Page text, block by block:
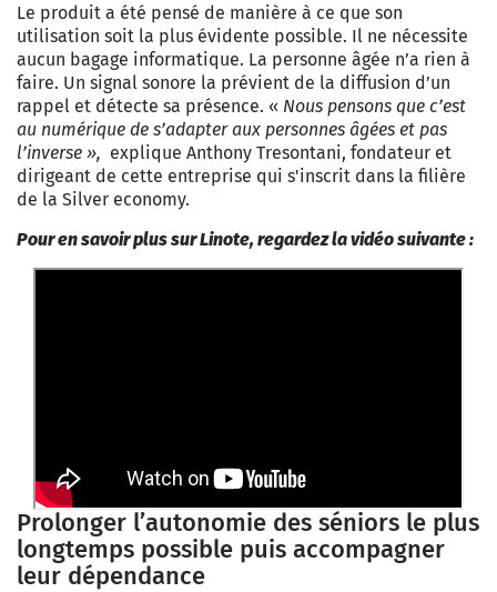
Le produit a été pensé de manière à ce que son
utilisation soit la plus évidente possible. Il ne nécessite
aucun bagage informatique. La personne âgée n’a rien à
faire. Un signal sonore la prévient de la diffusion d’un
rappel et détecte sa présence. « Nous pensons que c’est
au numérique de s’adapter aux personnes âgées et pas
l’inverse », explique Anthony Tresontani, fondateur et
dirigeant de cette entreprise qui s'inscrit dans la filière
de la Silver economy.
Pour en savoir plus sur Linote, regardez la vidéo suivante :
Prolonger l’autonomie des séniors le plus
longtemps possible puis accompagner
leur dépendance